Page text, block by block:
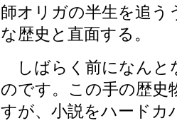
師オリガの半生を追う
な歴史と直面する。
しばらく前になんと
のです。この手の歴
すが、小説をハードカ